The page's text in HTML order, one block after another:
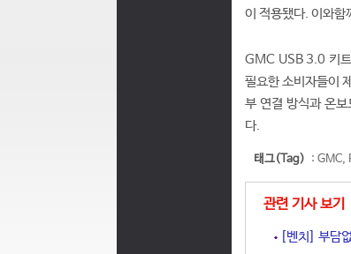
이 적용됐다. 이와
GMC USB 3.0 키
필요한 소비자들이
부 연결 방식과 온
다.
태그(Tag) : GMC,
관련 기사 보기
[벤치] 부담